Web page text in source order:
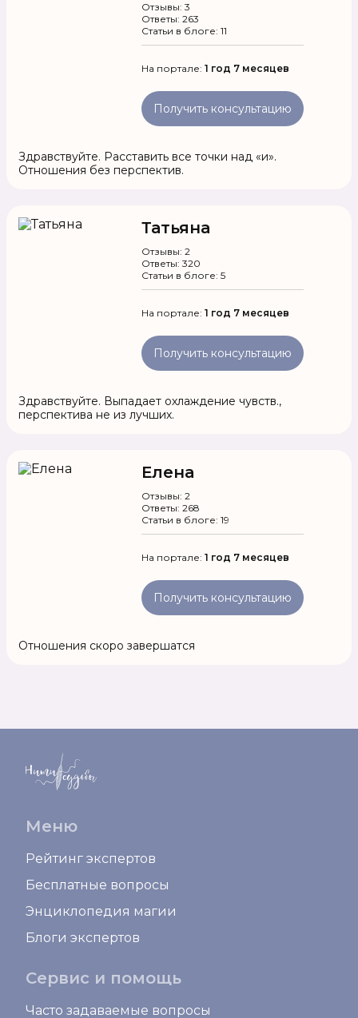
Отзывы: 3
Ответы: 263
Статьи в блоге: 11
На портале: 1 год 7 месяцев
Получить консультацию
Здравствуйте. Расставить все точки над «и».
Отношения без перспектив.
Татьяна
Отзывы: 2
Ответы: 320
Статьи в блоге: 5
На портале: 1 год 7 месяцев
Получить консультацию
Здравствуйте. Выпадает охлаждение чувств.,
перспектива не из лучших.
Елена
Отзывы: 2
Ответы: 268
Статьи в блоге: 19
На портале: 1 год 7 месяцев
Получить консультацию
Отношения скоро завершатся
Меню
Рейтинг экспертов
Бесплатные вопросы
Энциклопедия магии
Блоги экспертов
Сервис и помощь
Часто задаваемые вопросы